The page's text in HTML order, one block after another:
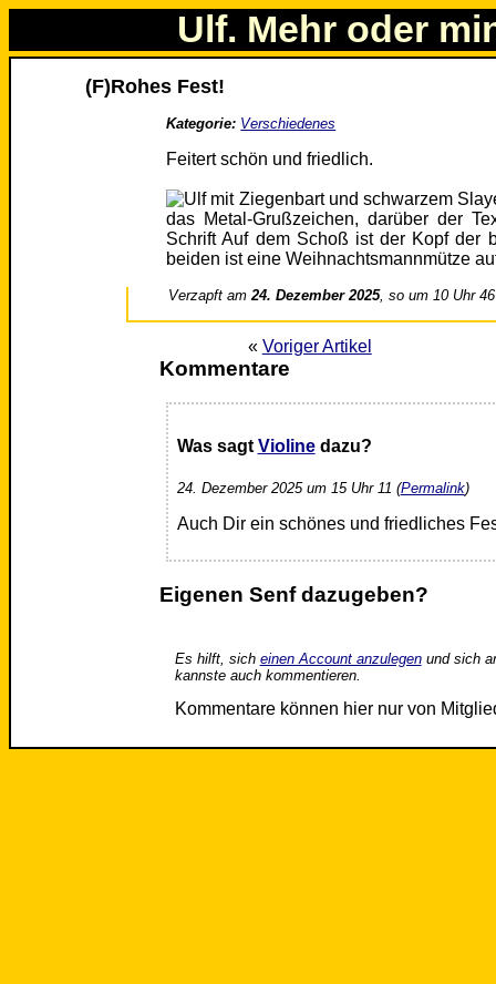
Ulf. Mehr oder
(F)Rohes Fest!
Kategorie: Verschiedenes
Feitert schön und friedlich.
Verzapft am24. Dezember 2025, so um 10 Uhr 46
« Voriger Artikel
Kommentare
Was sagt Violinedazu?
24. Dezember 2025 um 15 Uhr 11 (Permalink)
Auch Dir ein schönes und friedliches
Eigenen Senf dazugeben?
Es hilft, sich einen Account anzulegenund sich
kannste auch kommentieren.
Kommentare können hier nur von